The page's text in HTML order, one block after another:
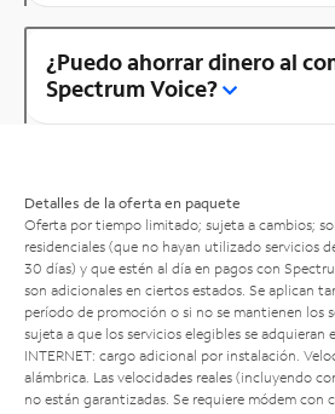
¿Puedo ahorrar dinero al
Spectrum Voice?
Detalles de la oferta en paquete
Oferta por tiempo limitado; sujeta a cambios;
residenciales (que no hayan utilizado servicios
30 días) y que estén al día en pagos con
son adicionales en ciertos estados. Se aplican
período de promoción o si no se mantienen los
sujeta a que los servicios elegibles se adquieran
INTERNET: cargo adicional por instalación.
alámbrica. Las velocidades reales (incluyendo
no están garantizadas. Se requiere módem con